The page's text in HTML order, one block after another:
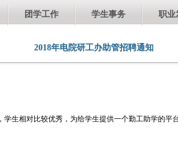
团学工作 学生事务 职业
2018年电院研工办助管招聘通知
学生相对比较优秀，为给学生提供一个勤工助学的平